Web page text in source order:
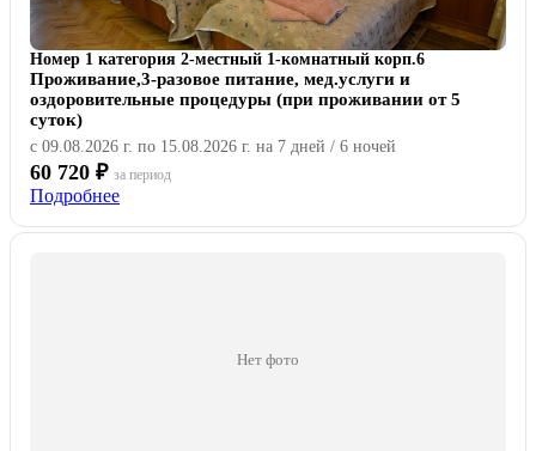
Номер 1 категория 2-местный 1-комнатный корп.6
Проживание,3-разовое питание, мед.услуги и
оздоровительные процедуры (при проживании от 5
суток)
с 09.08.2026 г. по 15.08.2026 г. на 7 дней / 6 ночей
60 720 ₽ за период
Подробнее
Нет фото